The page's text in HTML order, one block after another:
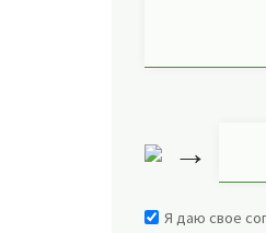
→
Я даю свое